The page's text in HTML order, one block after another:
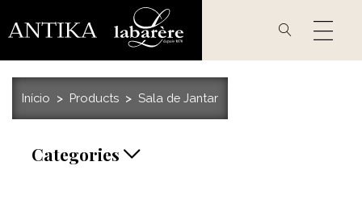
para
Início Products Sala de Jantar
Categories